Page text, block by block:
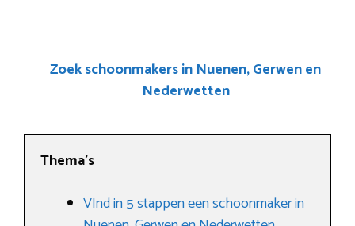
Zoek schoonmakers in Nuenen, Gerwen en
Nederwetten
Thema’s
VInd in 5 stappen een schoonmaker in